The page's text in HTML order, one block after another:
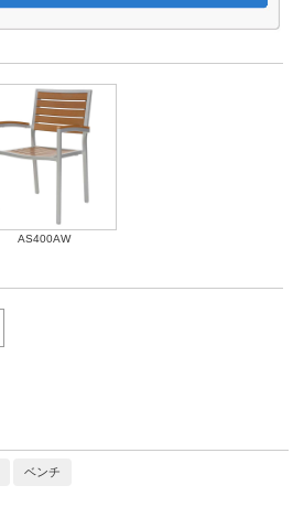
AS400AW
ベンチ